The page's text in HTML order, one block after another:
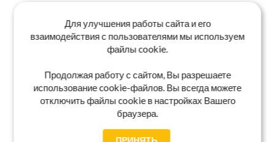
Для улучшения работы сайта и его
взаимодействия с пользователями мы используем
файлы cookie.
Продолжая работу с сайтом, Вы разрешаете
использование cookie-файлов. Вы всегда можете
отключить файлы cookie в настройках Вашего
браузера.
ПРИНЯТЬ